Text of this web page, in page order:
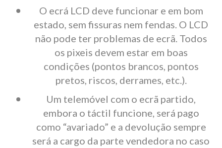
O ecrá LCD deve funcionar e em bom
estado, sem fissuras nem fendas. O LCD
não pode ter problemas de ecrã. Todos
os pixeis devem estar em boas
condições (pontos brancos, pontos
pretos, riscos, derrames, etc.).
Um telemóvel com o ecrã partido,
embora o táctil funcione, será pago
como “avariado” e a devolução sempre
será a cargo da parte vendedora no caso